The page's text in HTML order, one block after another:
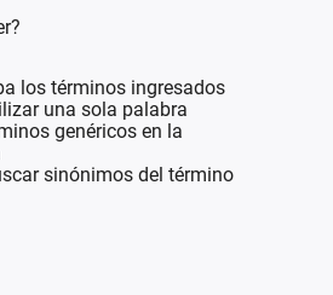
los términos ingresados
una sola palabra
genéricos en la
sinónimos del término